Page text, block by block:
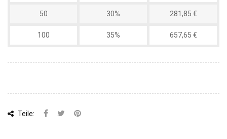
50 30% 281,85 €
100 35% 657,65 €
Teile: